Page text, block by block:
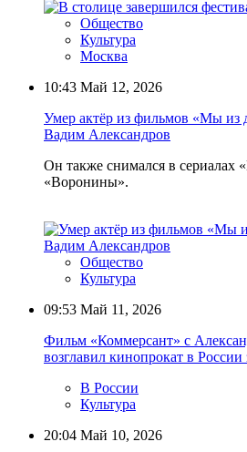
Общество
Культура
Москва
10:43 Май 12, 2026
Умер актёр из фильмов «Мы из
Вадим Александров
Он также снимался в сериалах
«Воронины».
Общество
Культура
09:53 Май 11, 2026
Фильм «Коммерсант» с
возглавил кинопрокат в России
В России
Культура
20:04 Май 10, 2026